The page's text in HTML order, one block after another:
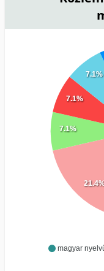
magyar
7.1%
7.1%
7.1%